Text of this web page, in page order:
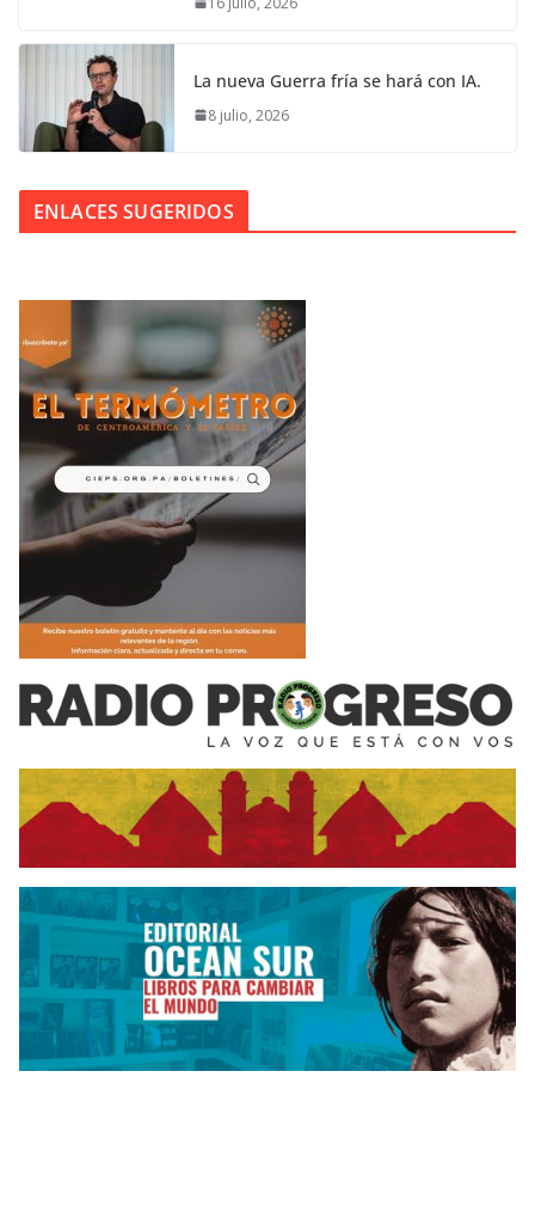
La nueva Guerra fría se hará con IA.
8 julio, 2026
ENLACES SUGERIDOS